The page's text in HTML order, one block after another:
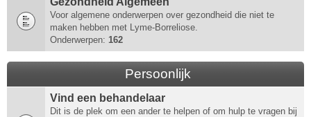
Voor algemene onderwerpen over gezondheid die niet te
maken hebben met Lyme-Borreliose.
Onderwerpen: 162
Persoonlijk
Vind een behandelaar
Dit is de plek om een ander te helpen of om hulp te vragen bij